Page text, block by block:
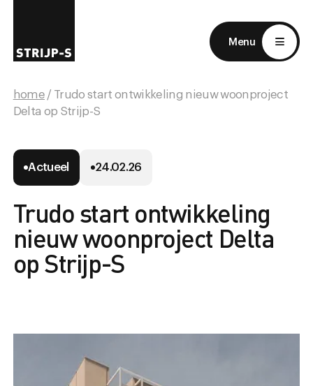
Menu
home / Trudo start ontwikkeling nieuw woonproject
Delta op Strijp-S
Actueel 24.02.26
Trudo start ontwikkeling
nieuw woonproject Delta
op Strijp-S